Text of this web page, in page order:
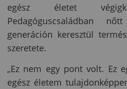
egész életet
Pedagóguscsaládban
generáción keresztül
szeretete.
„Ez nem egy pont volt. Ez
egész életem